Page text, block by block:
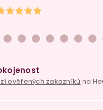
obchodu je 5 z 5